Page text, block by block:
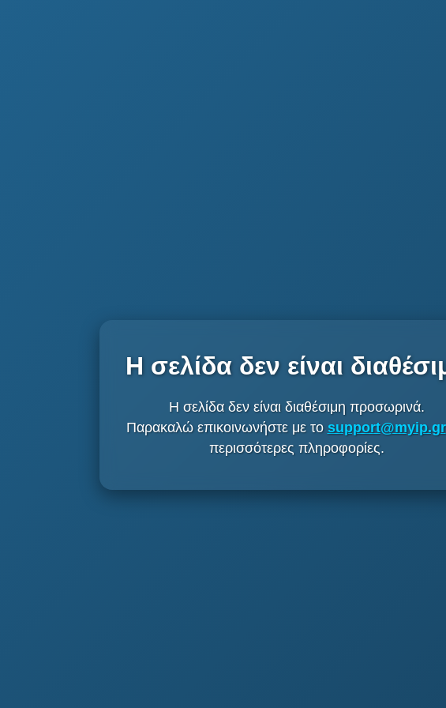
Η σελίδα δεν είναι
Η σελίδα δεν είναι διαθέσιμη προσωρινά.
Παρακαλώ επικοινωνήστε με το support@myip.gr
περισσότερες πληροφορίες.